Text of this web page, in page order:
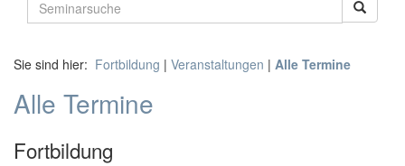
Sie sind hier: Fortbildung | Veranstaltungen | Alle Termine
Alle Termine
Fortbildung